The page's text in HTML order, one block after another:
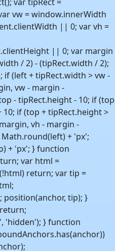
vw = window.innerWidth
|| 0; var vh =
|| 0; var margin
/ 2) - (tipRect.width / 2);
(left + tipRect.width > vw -
vw - margin -
- tipRect.height - 10; if (top
if (top + tipRect.height >
vh - margin -
+ 'px';
+ 'px'; } function
var html =
return; var tip =
tip); }
'hidden'); } function